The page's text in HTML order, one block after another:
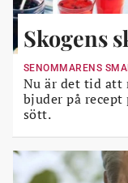
Skogens
SENOMMARENS
Nu är det tid att
bjuder på
sött.